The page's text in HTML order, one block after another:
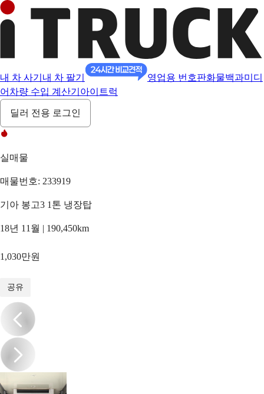
내 차 사기 내 차 팔기 영업용 번호판화물백과미디
어 차량 수입 계산기 아이트럭
딜러 전용 로그인
실매물
매물번호: 233919
기아 봉고3 1톤 냉장탑
18년 11월 | 190,450km
1,030만원
공유
/20